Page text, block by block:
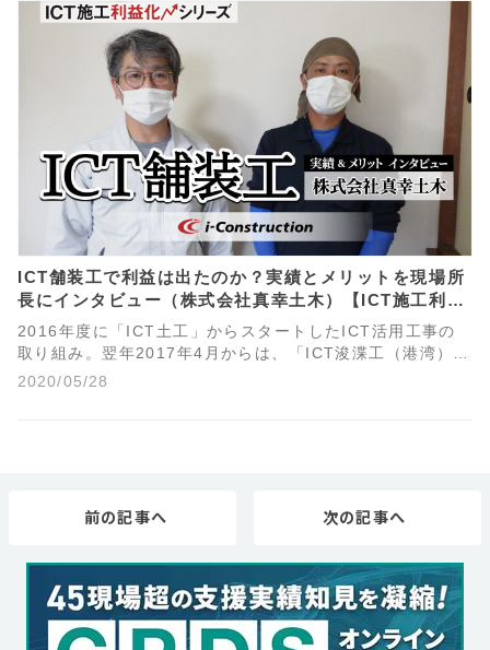
ICT舗装工で利益は出たのか？実績とメリットを現場所
長にインタビュー（株式会社真幸土木）【ICT施工利益
化シリーズ】
2016年度に「ICT土工」からスタートしたICT活用工事の
取り組み。翌年2017年4月からは、「ICT浚渫工（港湾）」
と並び「ICT舗装工」にも工種が拡大したが、「ICT舗装
2020/05/28
前の記事へ 次の記事へ